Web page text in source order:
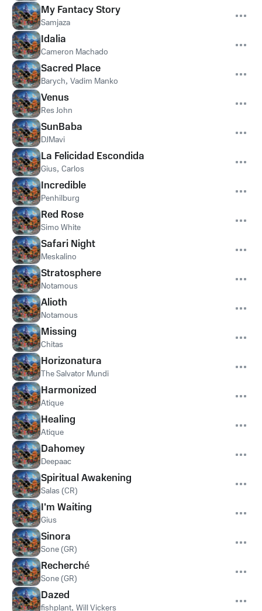
My Fantacy Story
Samjaza
Idalia
Cameron Machado
Sacred Place
Barych, Vadim Manko
Venus
Res John
SunBaba
DJMavi
La Felicidad Escondida
Gius, Carlos
Incredible
Penhilburg
Red Rose
Simo White
Safari Night
Meskalino
Stratosphere
Notamous
Alioth
Notamous
Missing
Chitas
Horizonatura
The Salvator Mundi
Harmonized
Atique
Healing
Atique
Dahomey
Deepaac
Spiritual Awakening
Salas (CR)
I'm Waiting
Gius
Sinora
Sone (GR)
Recherché
Sone (GR)
Dazed
fishplant, Will Vickers